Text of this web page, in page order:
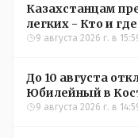
Казахстанцам
легких - Кто и
Костанайской
9 августа 2026 г. в
До 10 августа
Юбилейный в
9 августа 2026 г. в